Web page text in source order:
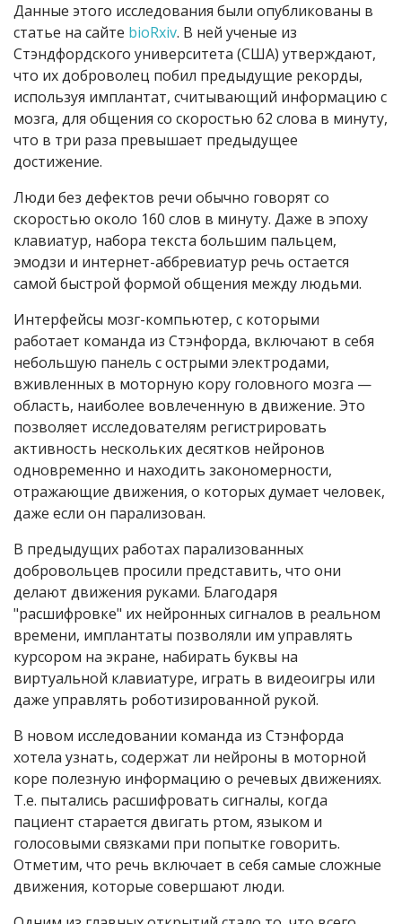
Данные этого исследования были опубликованы в
статье на сайте bioRxiv. В ней ученые из
Стэндфордского университета (США) утверждают,
что их доброволец побил предыдущие рекорды,
используя имплантат, считывающий информацию с
мозга, для общения со скоростью 62 слова в минуту,
что в три раза превышает предыдущее
достижение.
Люди без дефектов речи обычно говорят со
скоростью около 160 слов в минуту. Даже в эпоху
клавиатур, набора текста большим пальцем,
эмодзи и интернет-аббревиатур речь остается
самой быстрой формой общения между людьми.
Интерфейсы мозг-компьютер, с которыми
работает команда из Стэнфорда, включают в себя
небольшую панель с острыми электродами,
вживленных в моторную кору головного мозга —
область, наиболее вовлеченную в движение. Это
позволяет исследователям регистрировать
активность нескольких десятков нейронов
одновременно и находить закономерности,
отражающие движения, о которых думает человек,
даже если он парализован.
В предыдущих работах парализованных
добровольцев просили представить, что они
делают движения руками. Благодаря
"расшифровке" их нейронных сигналов в реальном
времени, имплантаты позволяли им управлять
курсором на экране, набирать буквы на
виртуальной клавиатуре, играть в видеоигры или
даже управлять роботизированной рукой.
В новом исследовании команда из Стэнфорда
хотела узнать, содержат ли нейроны в моторной
коре полезную информацию о речевых движениях.
Т.е. пытались расшифровать сигналы, когда
пациент старается двигать ртом, языком и
голосовыми связками при попытке говорить.
Отметим, что речь включает в себя самые сложные
движения, которые совершают люди.